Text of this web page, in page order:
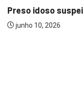
Preso idoso
junho 10, 2026